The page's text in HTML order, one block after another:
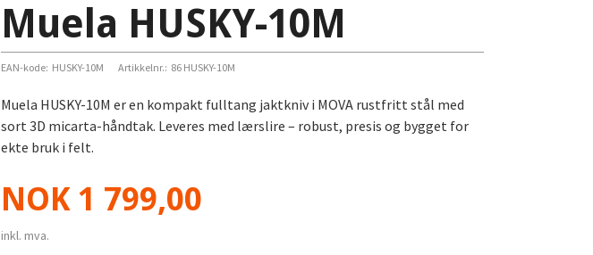
Muela HUSKY-10M
EAN-kode: HUSKY-10M Artikkelnr.: 86 HUSKY-10M
Muela HUSKY-10M er en kompakt fulltang jaktkniv i MOVA rustfritt stål med
sort 3D micarta-håndtak. Leveres med lærslire – robust, presis og bygget for
ekte bruk i felt.
Pris
NOK 1 799,00
inkl. mva.